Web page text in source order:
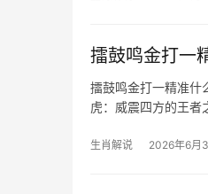
擂鼓鸣金打一
擂鼓鸣金打一精准什
虎：威震四方的王者
生肖解说 2026年6月